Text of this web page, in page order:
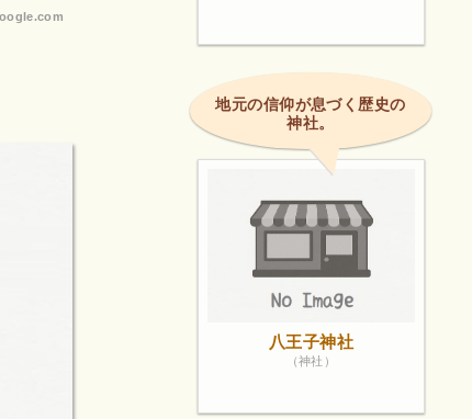
地元の信仰が息づく歴史の
神社。
八王子神社
（神社）